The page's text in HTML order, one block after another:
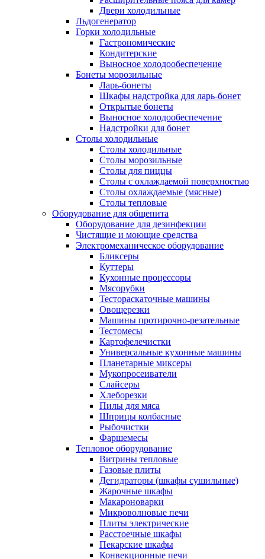
Двери холодильные
Льдогенератор
Горки холодильные
Гастрономические
Кондитерские
Выносное холодообеспечение
Бонеты морозильные
Ларь-бонеты
Шкафы надстройка для ларь-бонет
Открытые бонеты
Выносное холодообеспечение
Надстройки для бонет
Столы холодильные
Столы холодильные
Столы морозильные
Столы для пиццы
Столы с охлаждаемой поверхностью
Столы охлаждаемые (мясные)
Столы тепловые
Оборудование для общепита
Оборудование для дезинфекции
Чистящие и моющие средства
Электромеханическое оборудование
Бликсеры
Куттеры
Кухонные процессоры
Мясорубки
Тестораскаточные машины
Овощерезки
Машины протирочно-резательные
Тестомесы
Картофелечистки
Универсальные кухонные машины
Планетарные миксеры
Мукопросеиватели
Слайсеры
Хлеборезки
Пилы для мяса
Шприцы колбасные
Рыбочистки
Фаршемесы
Тепловое оборудование
Витрины тепловые
Газовые плиты
Дегидраторы (шкафы сушильные)
Жарочные шкафы
Макароноварки
Микроволновые печи
Плиты электрические
Расстоечные шкафы
Пекарские шкафы
Конвекционные печи